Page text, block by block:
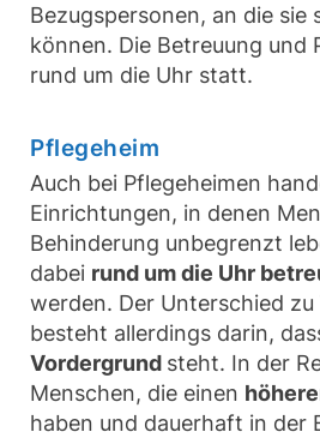
Bezugspersonen, an die sie
können. Die Betreuung und
rund um die Uhr statt.
Pflegeheim
Auch bei Pflegeheimen
Einrichtungen, in denen
Behinderung unbegrenzt
dabei rund um die Uhr
werden. Der Unterschied zu
besteht allerdings darin,
Vordergrund steht. In der
Menschen, die einen
haben und dauerhaft in der